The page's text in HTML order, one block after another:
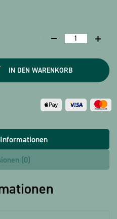
Lesezeichen
2
magnetisch
Menge
IN DEN WARENKORB
(0)